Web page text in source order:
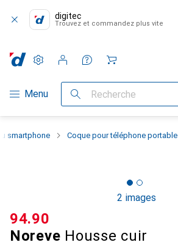
digitec
Trouvez et commandez plus vite
Navigation par catégorie
Menu Recherche
Paramètres
Compte client
Listes de comparaison
Listes d'envies
Panier
smartphone Coque pour téléphone portable
2 images
Noreve Housse cuir
CHF
94.90